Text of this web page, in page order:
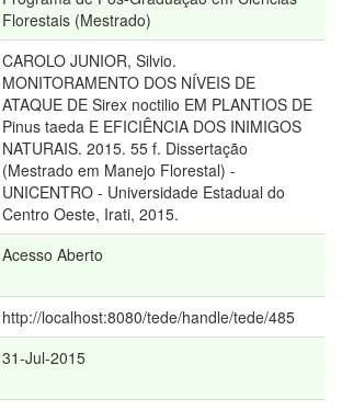
Florestais (Mestrado)
CAROLO JUNIOR, Silvio.
MONITORAMENTO DOS NÍVEIS DE
ATAQUE DE Sirex noctilio EM PLANTIOS DE
Pinus taeda E EFICIÊNCIA DOS INIMIGOS
NATURAIS. 2015. 55 f. Dissertação
(Mestrado em Manejo Florestal) -
UNICENTRO - Universidade Estadual do
Centro Oeste, Irati, 2015.
Acesso Aberto
http://localhost:8080/tede/handle/tede/485
31-Jul-2015